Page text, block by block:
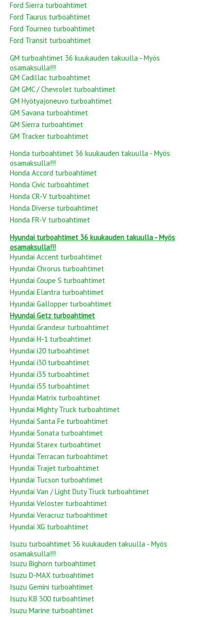
Ford Sierra turboahtimet
Ford Taurus turboahtimet
Ford Tourneo turboahtimet
Ford Transit turboahtimet
GM turboahtimet 36 kuukauden takuulla - Myös
osamaksulla!!!
GM Cadillac turboahtimet
GM GMC / Chevrolet turboahtimet
GM Hyötyajoneuvo turboahtimet
GM Savana turboahtimet
GM Sierra turboahtimet
GM Tracker turboahtimet
Honda turboahtimet 36 kuukauden takuulla - Myös
osamaksulla!!!
Honda Accord turboahtimet
Honda Civic turboahtimet
Honda CR-V turboahtimet
Honda Diverse turboahtimet
Honda FR-V turboahtimet
Hyundai turboahtimet 36 kuukauden takuulla - Myös
osamaksulla!!!
Hyundai Accent turboahtimet
Hyundai Chrorus turboahtimet
Hyundai Coupe S turboahtimet
Hyundai Elantra turboahtimet
Hyundai Gallopper turboahtimet
Hyundai Getz turboahtimet
Hyundai Grandeur turboahtimet
Hyundai H-1 turboahtimet
Hyundai i20 turboahtimet
Hyundai i30 turboahtimet
Hyundai i35 turboahtimet
Hyundai i55 turboahtimet
Hyundai Matrix turboahtimet
Hyundai Mighty Truck turboahtimet
Hyundai Santa Fe turboahtimet
Hyundai Sonata turboahtimet
Hyundai Starex turboahtimet
Hyundai Terracan turboahtimet
Hyundai Trajet turboahtimet
Hyundai Tucson turboahtimet
Hyundai Van / Light Duty Truck turboahtimet
Hyundai Veloster turboahtimet
Hyundai Veracruz turboahtimet
Hyundai XG turboahtimet
Isuzu turboahtimet 36 kuukauden takuulla - Myös
osamaksulla!!!
Isuzu Bighorn turboahtimet
Isuzu D-MAX turboahtimet
Isuzu Gemini turboahtimet
Isuzu KB 300 turboahtimet
Isuzu Marine turboahtimet